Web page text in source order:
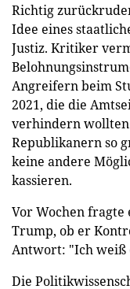
Richtig
Idee eines
Justiz. Kritiker
Angreifern beim
2021, die die
verhindern
Republikanern so
keine andere
kassieren.
Vor Wochen
Trump, ob er
Antwort: "Ich weiß
Die